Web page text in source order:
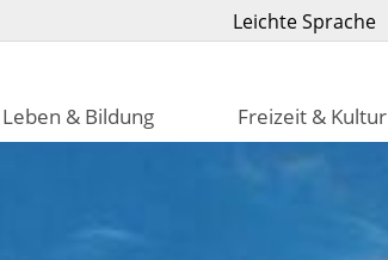
Leichte Sprache
Leben & Bildung Freizeit & Kultur